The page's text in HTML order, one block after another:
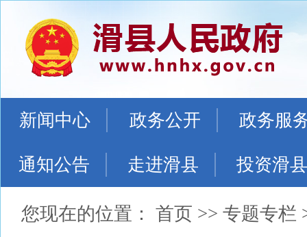
新闻中心 政务公开 政务服
通知公告 走进滑县 投资滑县
您现在的位置： 首页 >> 专题专栏